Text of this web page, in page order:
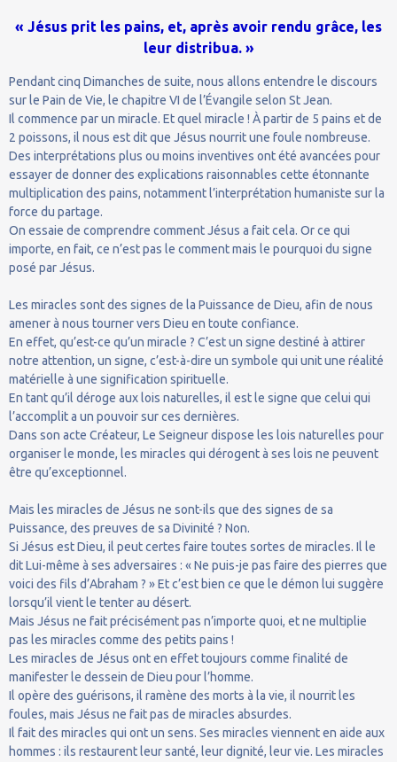
« Jésus prit les pains, et, après avoir rendu grâce, les
leur distribua. »
Pendant cinq Dimanches de suite, nous allons entendre le discours
sur le Pain de Vie, le chapitre VI de l’Évangile selon St Jean.
Il commence par un miracle. Et quel miracle ! À partir de 5 pains et de
2 poissons, il nous est dit que Jésus nourrit une foule nombreuse.
Des interprétations plus ou moins inventives ont été avancées pour
essayer de donner des explications raisonnables cette étonnante
multiplication des pains, notamment l’interprétation humaniste sur la
force du partage.
On essaie de comprendre comment Jésus a fait cela. Or ce qui
importe, en fait, ce n’est pas le comment mais le pourquoi du signe
posé par Jésus.
Les miracles sont des signes de la Puissance de Dieu, afin de nous
amener à nous tourner vers Dieu en toute confiance.
En effet, qu’est-ce qu’un miracle ? C’est un signe destiné à attirer
notre attention, un signe, c’est-à-dire un symbole qui unit une réalité
matérielle à une signification spirituelle.
En tant qu’il déroge aux lois naturelles, il est le signe que celui qui
l’accomplit a un pouvoir sur ces dernières.
Dans son acte Créateur, Le Seigneur dispose les lois naturelles pour
organiser le monde, les miracles qui dérogent à ses lois ne peuvent
être qu’exceptionnel.
Mais les miracles de Jésus ne sont-ils que des signes de sa
Puissance, des preuves de sa Divinité ? Non.
Si Jésus est Dieu, il peut certes faire toutes sortes de miracles. Il le
dit Lui-même à ses adversaires : « Ne puis-je pas faire des pierres que
voici des fils d’Abraham ? » Et c’est bien ce que le démon lui suggère
lorsqu’il vient le tenter au désert.
Mais Jésus ne fait précisément pas n’importe quoi, et ne multiplie
pas les miracles comme des petits pains !
Les miracles de Jésus ont en effet toujours comme finalité de
manifester le dessein de Dieu pour l’homme.
Il opère des guérisons, il ramène des morts à la vie, il nourrit les
foules, mais Jésus ne fait pas de miracles absurdes.
Il fait des miracles qui ont un sens. Ses miracles viennent en aide aux
hommes : ils restaurent leur santé, leur dignité, leur vie. Les miracles